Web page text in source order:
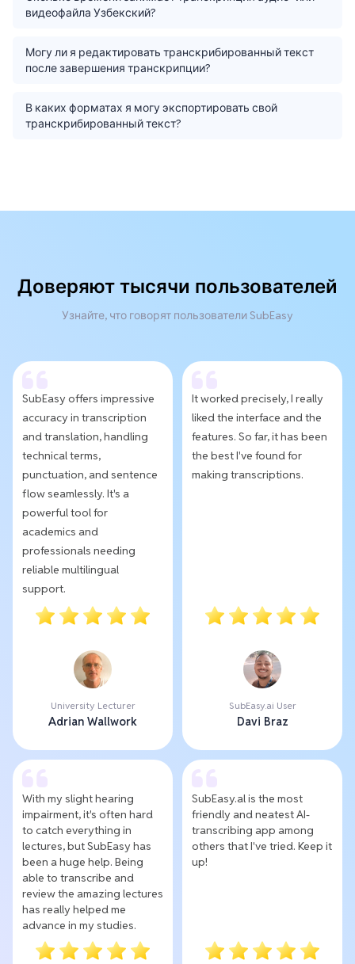
видеофайла Узбекский?
Могу ли я редактировать транскрибированный текст
после завершения транскрипции?
В каких форматах я могу экспортировать свой
транскрибированный текст?
Доверяют тысячи пользователей
Узнайте, что говорят пользователи SubEasy
SubEasy offers impressive
accuracy in transcription
and translation, handling
technical terms,
punctuation, and sentence
flow seamlessly. It's a
powerful tool for
academics and
professionals needing
reliable multilingual
support.
University Lecturer
Adrian Wallwork
It worked precisely, I really
liked the interface and the
features. So far, it has been
the best I've found for
making transcriptions.
SubEasy.ai User
Davi Braz
With my slight hearing
impairment, it's often hard
to catch everything in
lectures, but SubEasy has
been a huge help. Being
able to transcribe and
review the amazing lectures
has really helped me
advance in my studies.
SubEasy.al is the most
friendly and neatest AI-
transcribing app among
others that I've tried. Keep it
up!